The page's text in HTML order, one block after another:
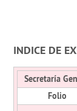
INDICE DE
Secretaría
Folio